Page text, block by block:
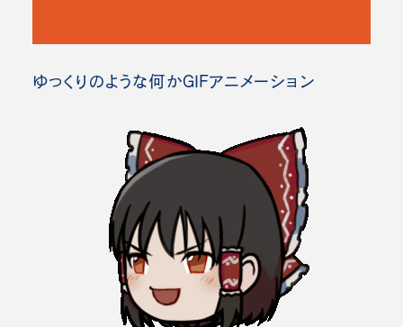
ゆっくりのような何かGIFアニメーション